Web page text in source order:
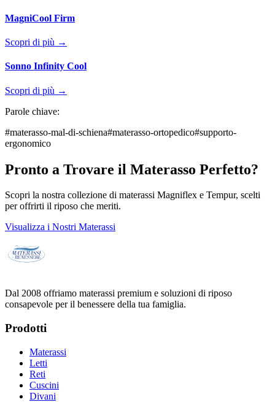
MagniCool Firm
Scopri di più →
Sonno Infinity Cool
Scopri di più →
Parole chiave:
#materasso-mal-di-schiena#materasso-ortopedico#supporto-
ergonomico
Pronto a Trovare il Materasso Perfetto?
Scopri la nostra collezione di materassi Magniflex e Tempur, scelti
per offrirti il riposo che meriti.
Visualizza i Nostri Materassi
Dal 2008 offriamo materassi premium e soluzioni di riposo
consapevole per il benessere della tua famiglia.
Prodotti
Materassi
Letti
Reti
Cuscini
Divani